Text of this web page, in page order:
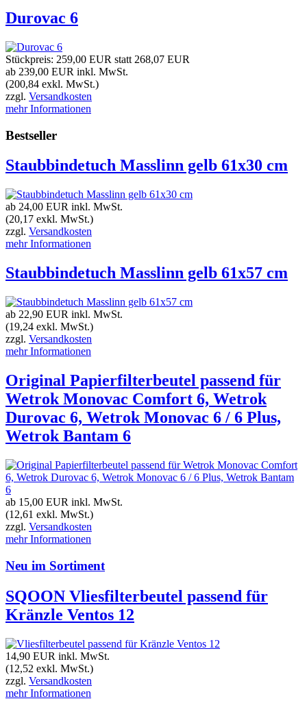
Durovac 6
Stückpreis: 259,00 EUR statt 268,07 EUR
ab 239,00 EUR inkl. MwSt.
(200,84 exkl. MwSt.)
zzgl. Versandkosten
mehr Informationen
Bestseller
Staubbindetuch Masslinn gelb 61x30 cm
ab 24,00 EUR inkl. MwSt.
(20,17 exkl. MwSt.)
zzgl. Versandkosten
mehr Informationen
Staubbindetuch Masslinn gelb 61x57 cm
ab 22,90 EUR inkl. MwSt.
(19,24 exkl. MwSt.)
zzgl. Versandkosten
mehr Informationen
Original Papierfilterbeutel passend für
Wetrok Monovac Comfort 6, Wetrok
Durovac 6, Wetrok Monovac 6 / 6 Plus,
Wetrok Bantam 6
ab 15,00 EUR inkl. MwSt.
(12,61 exkl. MwSt.)
zzgl. Versandkosten
mehr Informationen
Neu im Sortiment
SQOON Vliesfilterbeutel passend für
Kränzle Ventos 12
14,90 EUR inkl. MwSt.
(12,52 exkl. MwSt.)
zzgl. Versandkosten
mehr Informationen